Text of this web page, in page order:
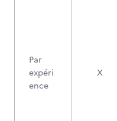
Par
expéri
ence
X